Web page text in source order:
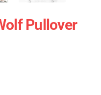
Pullover